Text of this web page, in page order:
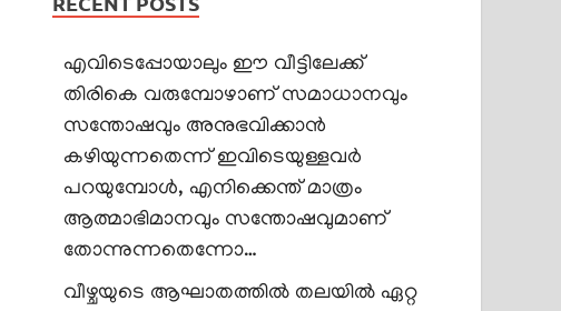
എവിടെപ്പോയാലും ഈ വീട്ടിലേക്ക്
തിരികെ വരുമ്പോഴാണ് സമാധാനവും
സന്തോഷവും അനുഭവിക്കാൻ
കഴിയുന്നതെന്ന് ഇവിടെയുള്ളവർ
പറയുമ്പോൾ, എനിക്കെന്ത് മാത്രം
ആത്മാഭിമാനവും സന്തോഷവുമാണ്
തോന്നുന്നതെന്നോ…
വീഴ്ചയുടെ ആഘാതത്തിൽ തലയിൽ ഏറ്റ